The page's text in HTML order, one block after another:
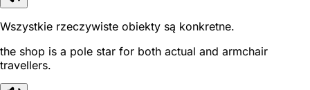
Wszystkie rzeczywiste obiekty są konkretne.
the shop is a pole star for both actual and armchair
travellers.